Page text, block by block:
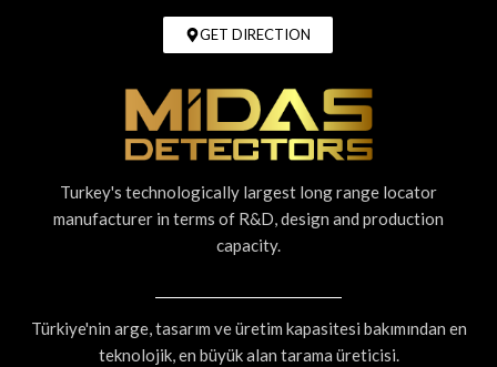
GET DIRECTION
Turkey's technologically largest long range locator
manufacturer in terms of R&D, design and production
capacity.
Türkiye'nin arge, tasarım ve üretim kapasitesi bakımından en
teknolojik, en büyük alan tarama üreticisi.